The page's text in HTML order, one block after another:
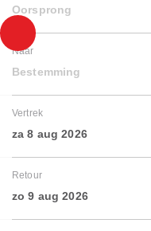
Oorsprong
Naar
Bestemming
Vertrek
za 8 aug 2026
Retour
zo 9 aug 2026